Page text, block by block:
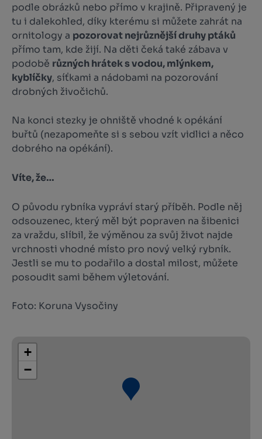
podle obrázků nebo přímo v krajině. Připravený je
tu i dalekohled, díky kterému si můžete zahrát na
ornitology a pozorovat nejrůznější druhy ptáků
přímo tam, kde žijí. Na děti čeká také zábava v
podobě různých hrátek s vodou, mlýnkem,
kyblíčky, síťkami a nádobami na pozorování
drobných živočichů.
Na konci stezky je ohniště vhodné k opékání
buřtů (nezapomeňte si s sebou vzít vidlici a něco
dobrého na opékání).
Víte, že…
O původu rybníka vypráví starý příběh. Podle něj
odsouzenec, který měl být popraven na šibenici
za vraždu, slíbil, že výměnou za svůj život najde
vrchnosti vhodné místo pro nový velký rybník.
Jestli se mu to podařilo a dostal milost, můžete
posoudit sami během výletování.
Foto: Koruna Vysočiny
+
−